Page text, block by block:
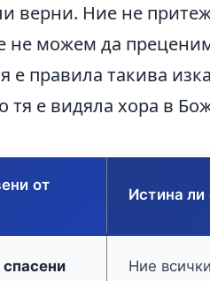
верни. Ние не
не можем да
е правила такива
тя е видяла хора в
от
Истина ли
Ние